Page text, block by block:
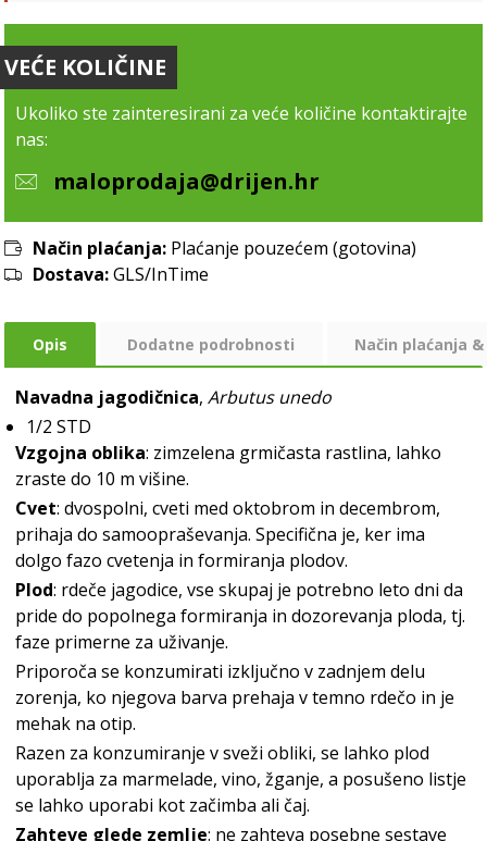
VEĆE KOLIČINE
Ukoliko ste zainteresirani za veće količine kontaktirajte
nas:
maloprodaja@drijen.hr
Način plaćanja: Plaćanje pouzećem (gotovina)
Dostava:GLS/InTime
Opis Dodatne podrobnosti Način plaćanja
Navadna jagodičnica,Arbutus unedo
1/2 STD
Vzgojna oblika: zimzelena grmičasta rastlina, lahko
zraste do 10 m višine.
Cvet: dvospolni, cveti med oktobrom in decembrom,
prihaja do samoopraševanja. Specifična je, ker ima
dolgo fazo cvetenja in formiranja plodov.
Plod: rdeče jagodice, vse skupaj je potrebno leto dni da
pride do popolnega formiranja in dozorevanja ploda, tj.
faze primerne za uživanje.
Priporoča se konzumirati izključno v zadnjem delu
zorenja, ko njegova barva prehaja v temno rdečo in je
mehak na otip.
Razen za konzumiranje v sveži obliki, se lahko plod
uporablja za marmelade, vino, žganje, a posušeno listje
se lahko uporabi kot začimba ali čaj.
Zahteve glede zemlje: ne zahteva posebne sestave